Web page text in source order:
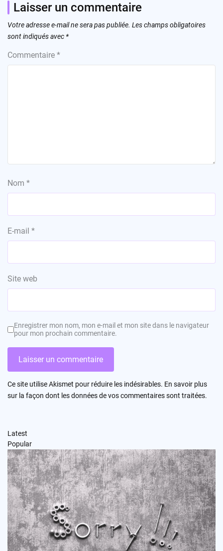
Laisser un commentaire
Votre adresse e-mail ne sera pas publiée. Les champs obligatoires
sont indiqués avec *
Commentaire *
Nom *
E-mail *
Site web
Enregistrer mon nom, mon e-mail et mon site dans le navigateur
pour mon prochain commentaire.
Ce site utilise Akismet pour réduire les indésirables. En savoir plus
sur la façon dont les données de vos commentaires sont traitées.
Latest
Popular